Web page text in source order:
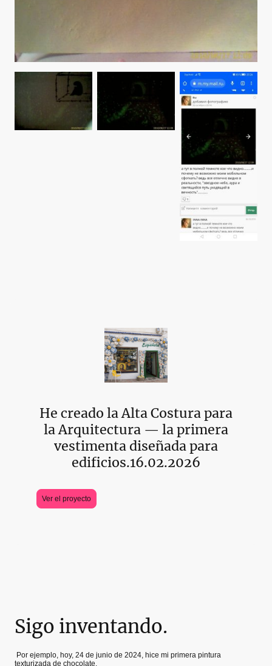
He creado la Alta Costura para
la Arquitectura — la primera
vestimenta diseñada para
edificios.16.02.2026
Ver el proyecto
Sigo inventando.
Por ejemplo, hoy, 24 de junio de 2024, hice mi primera pintura
texturizada de chocolate.